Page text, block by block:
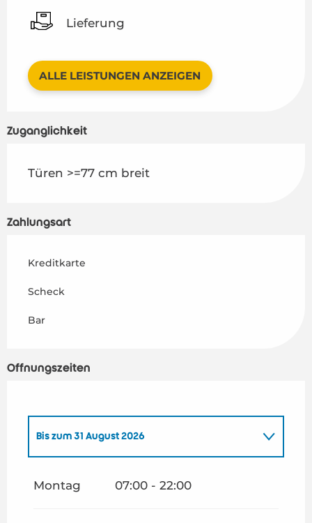
Lieferung
ALLE LEISTUNGEN ANZEIGEN
Zugänglichkeit
Türen >=77 cm breit
Zahlungsart
Kreditkarte
Scheck
Bar
Öffnungszeiten
Bis zum 31 August 2026
Montag 07:00 - 22:00